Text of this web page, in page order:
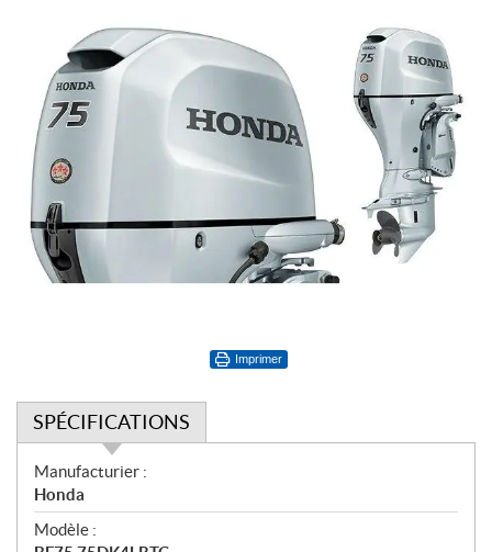
Imprimer
SPÉCIFICATIONS
S
p
é
c
Manufacturier :
Honda
Modèle :